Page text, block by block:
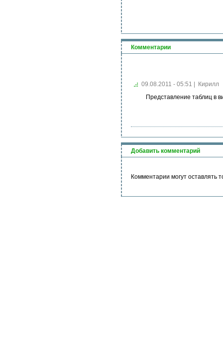
Комментарии
09.08.2011 - 05:51
Кирилл
Представление таблиц в
Добавить комментарий
Комментарии могут оставлять